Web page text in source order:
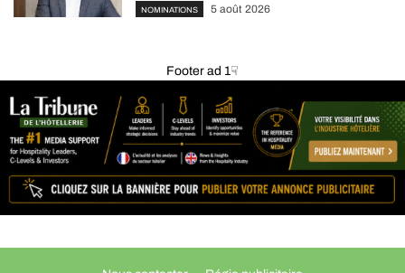
NOMINATIONS 5 août 2026
Footer ad 1☟